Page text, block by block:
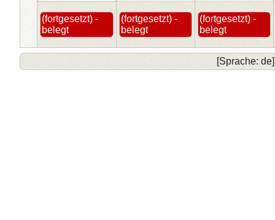
(fortgesetzt) -
belegt
(fortgesetzt) -
belegt
(fortgesetzt) -
belegt
[Sprache: